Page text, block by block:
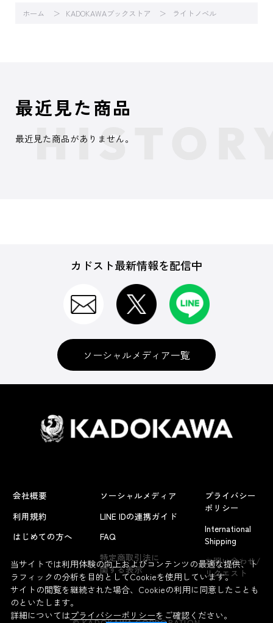
ホーム KADOKAWAブックストア ライトノベル
よくあるお問い合わせ
最近見た商品
最近見た商品がありません。
カドスト最新情報を配信中
ソーシャルメディア一覧
会社概要
利用規約
はじめての方へ
ソーシャルメディア
LINE IDの連携ガイド
FAQ
特定商取引法に
関する表示
プライバシー
ポリシー
International
Shipping
お問い合わせ/
リクエスト
当サイトでは利用体験の向上およびコンテンツの最適な提供、ト
ラフィックの分析を目的としてCookieを使用しています。
サイトの閲覧を継続された場合、Cookieの利用に同意したことも
のといたします。
詳細についてはプライバシーポリシーをご確認ください。